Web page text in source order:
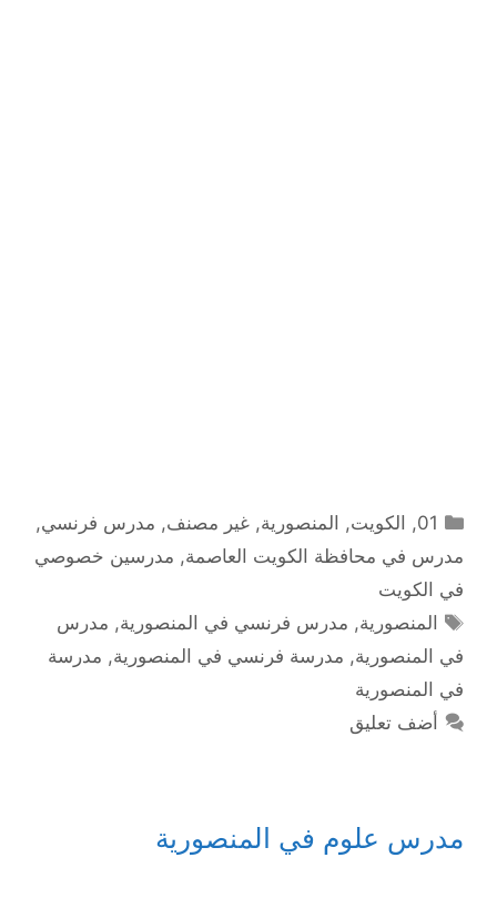
التصنيفات
01
, الكويت, المنصورية,غير مصنف, مدرس فرنسي,
مدرس في محافظة الكويت العاصمة, مدرسين خصوصي
في الكويت
الوسوم
المنصورية, مدرس فرنسي في المنصورية, مدرس
في المنصورية, مدرسة فرنسي في المنصورية, مدرسة
في المنصورية
أضف تعليق
مدرس علوم في المنصورية